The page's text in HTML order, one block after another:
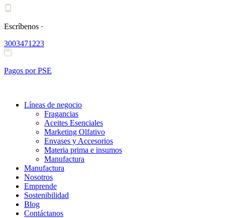
Ir
contenido
Escríbenos ·
3003471223
Pagos por PSE
Líneas de negocio
Fragancias
Aceites Esenciales
Marketing Olfativo
Envases y Accesorios
Materia prima e insumos
Manufactura
Manufactura
Nosotros
Emprende
Sostenibilidad
Blog
Contáctanos